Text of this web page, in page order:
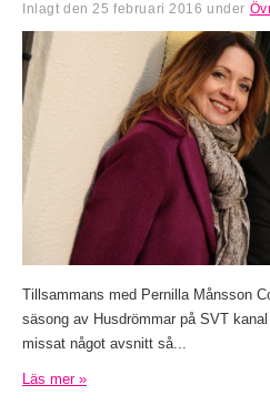
Inlagt den 25 februari 2016 under
Tillsammans med Pernilla Månsson
säsong av Husdrömmar på SVT
missat något avsnitt så...
Läs mer »